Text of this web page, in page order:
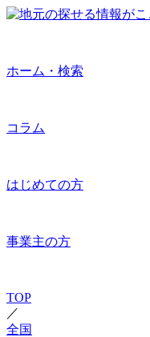
ホーム・検索
コラム
はじめての方
事業主の方
TOP
／
全国